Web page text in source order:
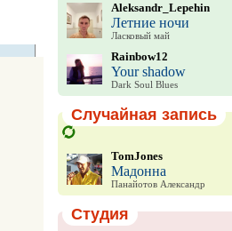
Aleksandr_Lepehin
Летние ночи
Ласковый май
Rainbow12
Your shadow
Dark Soul Blues
Случайная запись
TomJones
Мадонна
Панайотов Александр
Студия